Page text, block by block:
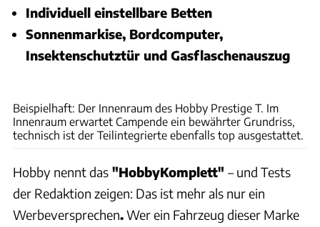
Individuell einstellbare Betten
Sonnenmarkise, Bordcomputer,
Insektenschutztür und Gasflaschenauszug
Beispielhaft: Der Innenraum des Hobby Prestige T. Im
Innenraum erwartet Campende ein bewährter Grundriss,
technisch ist der Teilintegrierte ebenfalls top ausgestattet.
Hobby nennt das "HobbyKomplett" – und Tests
der Redaktion zeigen: Das ist mehr als nur ein
Werbeversprechen.Wer ein Fahrzeug dieser Marke